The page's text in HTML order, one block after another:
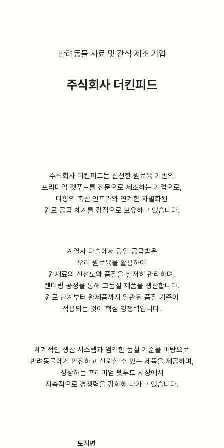
반려동물 사료 및 간식 제조 기업
주식회사 더킨피드
주식회사 더킨피드는 신선한 원료육 기반의
프리미엄 펫푸드를 전문으로 제조하는 기업으로,
다향의 축산 인프라와 연계한 차별화된
원료 공급 체계를 강점으로 보유하고 있습니다.
계열사 다솔에서 당일 공급받은
오리 원료육을 활용하여
원재료의 신선도와 품질을 철저히 관리하며,
렌더링 공정을 통해 고품질 제품을 생산합니다.
원료 단계부터 완제품까지 일관된 품질 기준이
적용되는 것이 핵심 경쟁력입니다.
체계적인 생산 시스템과 엄격한 품질 기준을 바탕으로
반려동물에게 안전하고 신뢰할 수 있는 제품을 제공하며,
성장하는 프리미엄 펫푸드 시장에서
지속적으로 경쟁력을 강화해 나가고 있습니다.
토지면